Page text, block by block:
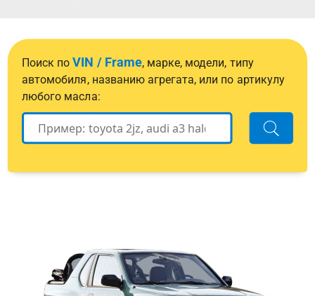
Поиск поVIN / Frame, марке, модели, типу
автомобиля, названию агрегата, или по артикулу
любого масла: